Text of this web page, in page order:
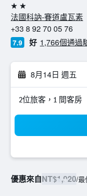
2星級
法國科訥-賽道盧瓦素
+33 8 92 70 05 76
7.9 好 1,766個通過
8月14日 週五
2位旅客，1 間客房
優惠來自NT$1,920/最